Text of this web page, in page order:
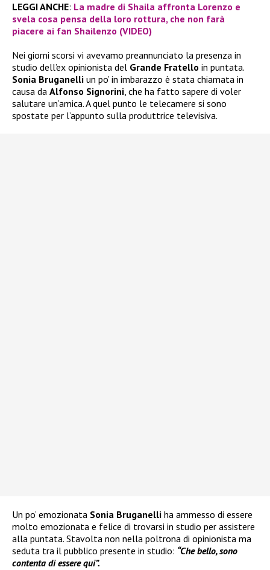
LEGGI ANCHE: La madre di Shaila affronta Lorenzo e
svela cosa pensa della loro rottura, che non farà
piacere ai fan Shailenzo (VIDEO)
Nei giorni scorsi vi avevamo preannunciato la presenza in
studio dell’ex opinionista del Grande Fratello in puntata.
Sonia Bruganelli un po’ in imbarazzo è stata chiamata in
causa da Alfonso Signorini, che ha fatto sapere di voler
salutare un’amica. A quel punto le telecamere si sono
spostate per l’appunto sulla produttrice televisiva.
Un po’ emozionata Sonia Bruganelli ha ammesso di essere
molto emozionata e felice di trovarsi in studio per assistere
alla puntata. Stavolta non nella poltrona di opinionista ma
seduta tra il pubblico presente in studio: “Che bello, sono
contenta di essere qui”.